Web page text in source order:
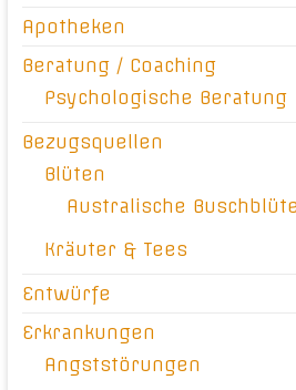
Apotheken
Beratung / Coaching
Psychologische Beratung
Bezugsquellen
Blüten
Australische
Kräuter & Tees
Entwürfe
Erkrankungen
Angststörungen